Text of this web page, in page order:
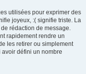
utilisées pour exprimer des
joyeux, :( signifie triste. La
rédaction de message.
rapidement rendre un
les retirer ou simplement
avoir défini un nombre